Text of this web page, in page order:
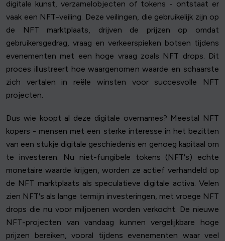
digitale kunst, verzamelobjecten of tokens - ontstaat er
vaak een NFT-veiling. Deze veilingen, die gebruikelijk zijn op
de NFT marktplaats, drijven de prijzen op omdat
gebruikersgedrag, vraag en verkeerspieken botsen tijdens
evenementen met een hoge vraag zoals NFT drops. Dit
proces illustreert hoe waargenomen waarde en schaarste
zich vertalen in reële winsten voor succesvolle NFT
projecten.
Dus wie koopt al deze digitale overnames? Meestal NFT
kopers - mensen met een sterke interesse in het bezitten
van een stukje digitale geschiedenis en genoeg kapitaal om
te investeren. Nu niet-fungibele tokens (NFT's) echte
monetaire waarde krijgen, worden ze actief verhandeld op
de NFT marktplaats als speculatieve digitale activa. Velen
zien NFT's als lange termijn investeringen, met vroege NFT
drops die nu voor miljoenen worden verkocht. De nieuwe
NFT-projecten van vandaag kunnen vergelijkbare hoge
prijzen bereiken, vooral tijdens evenementen waar veel